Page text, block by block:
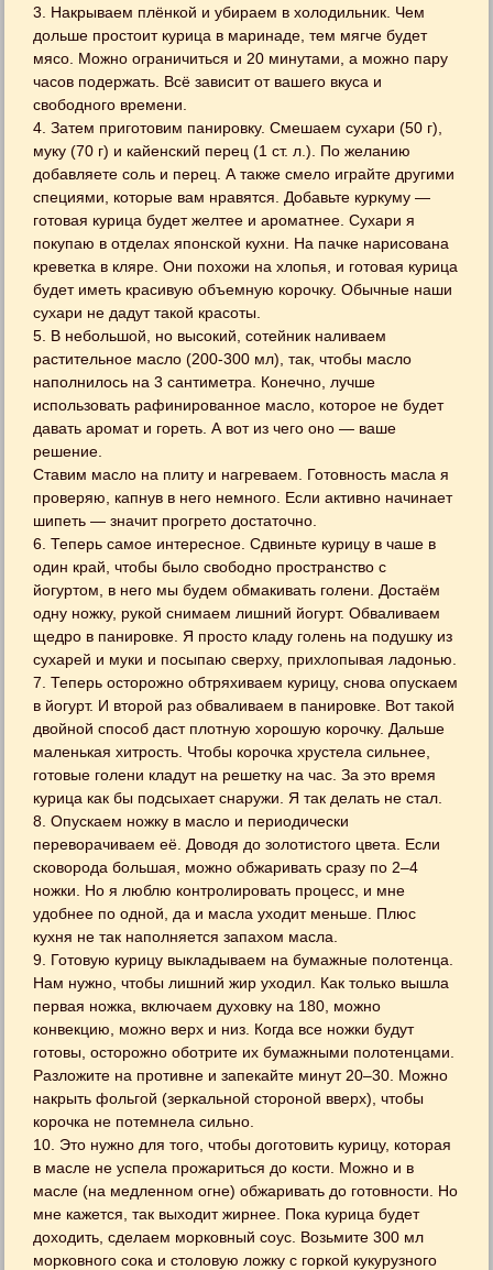
3. Накрываем плёнкой и убираем в холодильник. Чем
дольше простоит курица в маринаде, тем мягче будет
мясо. Можно ограничиться и 20 минутами, а можно пару
часов подержать. Всё зависит от вашего вкуса и
свободного времени.
4. Затем приготовим панировку. Смешаем сухари (50 г),
муку (70 г) и кайенский перец (1 ст. л.). По желанию
добавляете соль и перец. А также смело играйте другими
специями, которые вам нравятся. Добавьте куркуму —
готовая курица будет желтее и ароматнее. Сухари я
покупаю в отделах японской кухни. На пачке нарисована
креветка в кляре. Они похожи на хлопья, и готовая курица
будет иметь красивую объемную корочку. Обычные наши
сухари не дадут такой красоты.
5. В небольшой, но высокий, сотейник наливаем
растительное масло (200-300 мл), так, чтобы масло
наполнилось на 3 сантиметра. Конечно, лучше
использовать рафинированное масло, которое не будет
давать аромат и гореть. А вот из чего оно — ваше
решение.
Ставим масло на плиту и нагреваем. Готовность масла я
проверяю, капнув в него немного. Если активно начинает
шипеть — значит прогрето достаточно.
6. Теперь самое интересное. Сдвиньте курицу в чаше в
один край, чтобы было свободно пространство с
йогуртом, в него мы будем обмакивать голени. Достаём
одну ножку, рукой снимаем лишний йогурт. Обваливаем
щедро в панировке. Я просто кладу голень на подушку из
сухарей и муки и посыпаю сверху, прихлопывая ладонью.
7. Теперь осторожно обтряхиваем курицу, снова опускаем
в йогурт. И второй раз обваливаем в панировке. Вот такой
двойной способ даст плотную хорошую корочку. Дальше
маленькая хитрость. Чтобы корочка хрустела сильнее,
готовые голени кладут на решетку на час. За это время
курица как бы подсыхает снаружи. Я так делать не стал.
8. Опускаем ножку в масло и периодически
переворачиваем её. Доводя до золотистого цвета. Если
сковорода большая, можно обжаривать сразу по 2–4
ножки. Но я люблю контролировать процесс, и мне
удобнее по одной, да и масла уходит меньше. Плюс
кухня не так наполняется запахом масла.
9. Готовую курицу выкладываем на бумажные полотенца.
Нам нужно, чтобы лишний жир уходил. Как только вышла
первая ножка, включаем духовку на 180, можно
конвекцию, можно верх и низ. Когда все ножки будут
готовы, осторожно оботрите их бумажными полотенцами.
Разложите на противне и запекайте минут 20–30. Можно
накрыть фольгой (зеркальной стороной вверх), чтобы
корочка не потемнела сильно.
10. Это нужно для того, чтобы доготовить курицу, которая
в масле не успела прожариться до кости. Можно и в
масле (на медленном огне) обжаривать до готовности. Но
мне кажется, так выходит жирнее. Пока курица будет
доходить, сделаем морковный соус. Возьмите 300 мл
морковного сока и столовую ложку с горкой кукурузного